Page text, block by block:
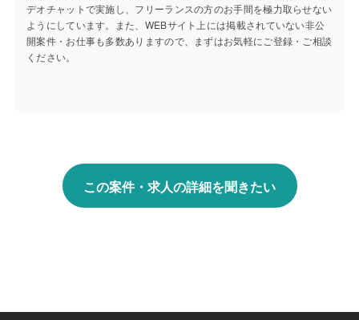
デオチャットで実施し、フリーランスの方のお手間を極力取らせない
ようにしています。また、WEBサイト上には掲載されていない非公
開案件・お仕事も多数ありますので、まずはお気軽にご登録・ご相談
ください。
この案件・求人の詳細を聞きたい